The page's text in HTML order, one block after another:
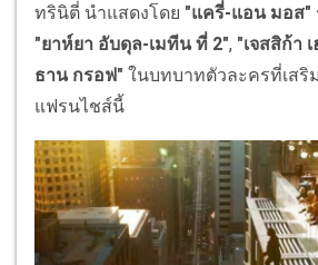
ทรินิตี่ นำแสดงโดย "แครี่-แอน มอส"
"ยาห์ยา อับดุล-เมทีน ที่ 2", "เจสสิก้า
ธาน กรอฟ" ในบทบาทตัวละครที่เสริ
แฟรนไชส์นี้